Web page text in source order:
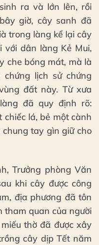
ra và lớn lên, rồi
giờ, cây sanh đã
trong làng kể lại cây
dân làng Kẻ Mui,
che bóng mát, mà là
lịch sử chứng
đất này. Từ xưa
đã quy định rõ:
lá, bẻ một cành
tay gìn giữ cho
Trưởng phòng Văn
khi cây được công
địa phương đã tôn
tham quan của người
thờ đã được xây
cây dịp Tết năm